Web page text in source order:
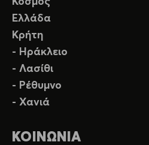
Ελλάδα
Κρήτη
- Ηράκλειο
- Λασίθι
- Ρέθυμνο
- Χανιά
ΚΟΙΝΩΝΙΑ